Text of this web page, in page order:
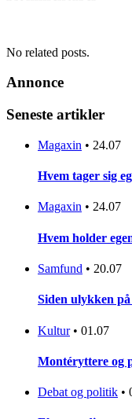
No related posts.
Annonce
Seneste artikler
Magaxin • 24.07
Hvem tager sig
Magaxin • 24.07
Hvem holder
Samfund • 20.07
Siden ulykken
Kultur • 01.07
Montéryttere og
Debat og politik •